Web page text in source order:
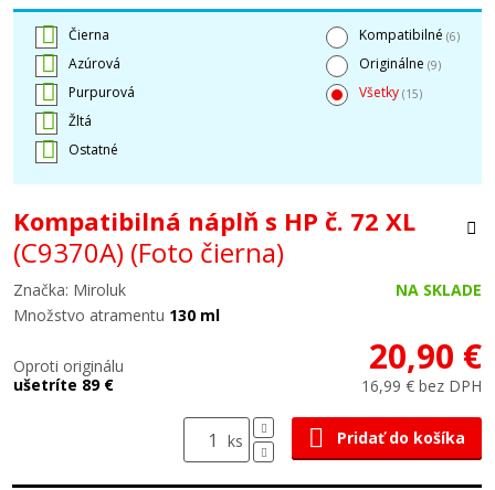
Čierna
Azúrová
Purpurová
Žltá
Ostatné
Kompatibilné (6)
Originálne (9)
Všetky (15)
Kompatibilná náplň s HP č. 72 XL
(C9370A) (Foto čierna)
Značka: Miroluk
NA SKLADE
Množstvo atramentu 130 ml
Oproti originálu
ušetríte 89 €
20,90 €
16,99 € bez DPH
ks Pridať do košíka